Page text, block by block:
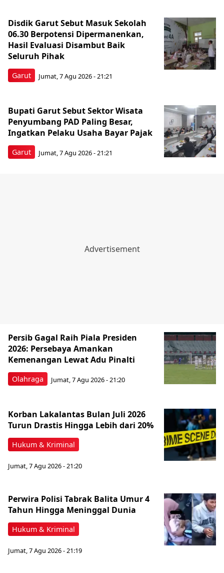
Garut
Disdik Garut Sebut Masuk Sekolah
06.30 Berpotensi Dipermanenkan,
Hasil Evaluasi Disambut Baik
Seluruh Pihak
Jumat, 7 Agu 2026 - 21:21
Garut
Bupati Garut Sebut Sektor Wisata
Penyumbang PAD Paling Besar,
Ingatkan Pelaku Usaha Bayar Pajak
Jumat, 7 Agu 2026 - 21:21
Olahraga
Persib Gagal Raih Piala Presiden
2026: Persebaya Amankan
Kemenangan Lewat Adu Pinalti
Jumat, 7 Agu 2026 - 21:20
Hukum & Kriminal
Korban Lakalantas Bulan Juli 2026
Turun Drastis Hingga Lebih dari 20%
Jumat, 7 Agu 2026 - 21:20
Hukum & Kriminal
Perwira Polisi Tabrak Balita Umur 4
Tahun Hingga Meninggal Dunia
Jumat, 7 Agu 2026 - 21:19